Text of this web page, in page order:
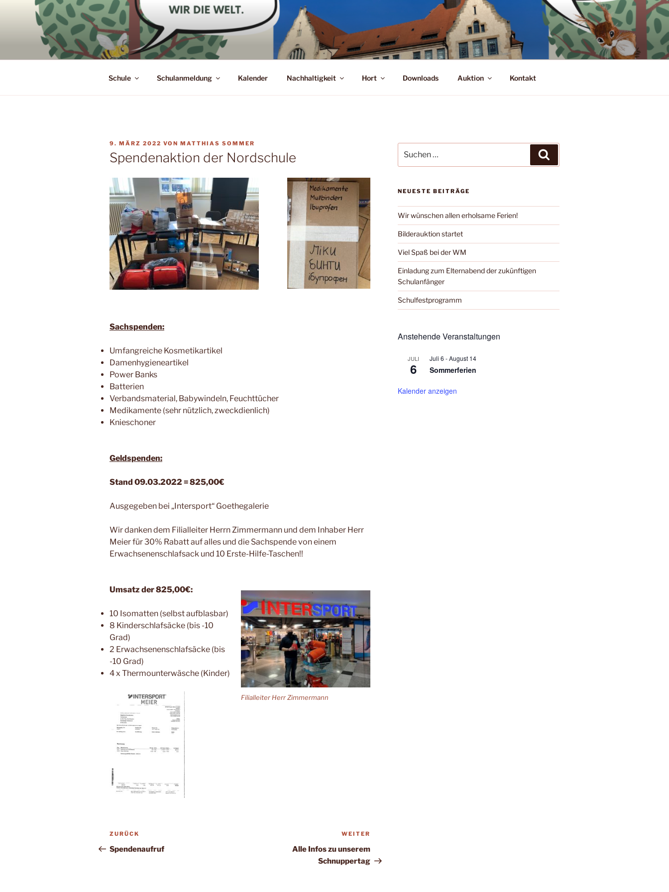
Schule Schulanmeldung Kalender Nachhaltigkeit Hort Downloads Auktion Kontakt
VERÖFFENTLICHT
AM
9. MÄRZ 2022 VON MATTHIAS SOMMER
Spendenaktion der Nordschule
Sachspenden:
Umfangreiche Kosmetikartikel
Damenhygieneartikel
Power Banks
Batterien
Verbandsmaterial, Babywindeln, Feuchttücher
Medikamente (sehr nützlich, zweckdienlich)
Knieschoner
Geldspenden:
Stand 09.03.2022 = 825,00€
Ausgegeben bei „Intersport“ Goethegalerie
Wir danken dem Filialleiter Herrn Zimmermann und dem Inhaber Herr
Meier für 30% Rabatt auf alles und die Sachspende von einem
Erwachsenenschlafsack und 10 Erste-Hilfe-Taschen!!
Filialleiter Herr Zimmermann
Umsatz der 825,00€:
10 Isomatten (selbst aufblasbar)
8 Kinderschlafsäcke (bis -10
Grad)
2 Erwachsenenschlafsäcke (bis
-10 Grad)
4 x Thermounterwäsche (Kinder)
Beitragsnavigation
Vorheriger
Beitrag
ZURÜCK
Spendenaufruf
Beitrag
WEITER
Alle Infos zu unserem
Schnuppertag
nach:
NEUESTE BEITRÄGE
Wir wünschen allen erholsame Ferien!
Bilderauktion startet
Viel Spaß bei der WM
Einladung zum Elternabend der zukünftigen
Schulanfänger
Schulfestprogramm
Anstehende Veranstaltungen
JULI
6
Juli 6 -August 14
Sommerferien
Kalender anzeigen